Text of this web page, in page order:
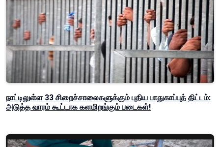
நாட்டிலுள்ள 33 சிறைச்சாலைகளுக்கும் புதிய பாதுகாப்புத் திட்டம்:
அடுத்த வாரம் கூட்டாக களமிறங்கும் படைகள்!